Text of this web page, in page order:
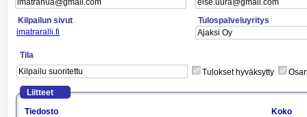
Kilpailun sivut
Tulospalveluyritys
imatraralli.fi
Tila
Tulokset hyväksytty
Liitteet
Tiedosto
Koko